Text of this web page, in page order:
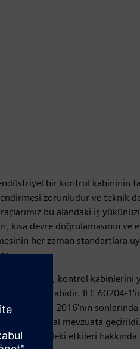
bir kontrol kabininin
zorunludur ve teknik
bu alandaki iş
kısa devre doğrulamasının
her zaman standartlara
gibi, kontrol
tabidir. IEC 60204-
versiyonu 2016'nın sonlarında
önce ulusal mevzuata
üzerindeki etkileri hakkında